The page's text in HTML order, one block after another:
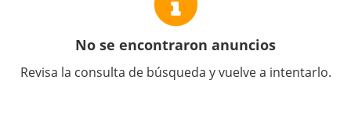
No se encontraron anuncios
Revisa la consulta de búsqueda y vuelve a intentarlo.